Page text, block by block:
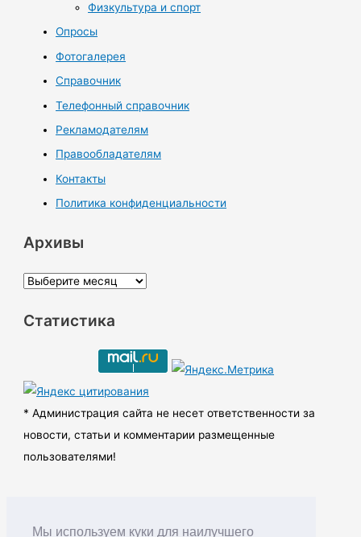
Мы используем куки для наилучшего
Физкультура и спорт
Опросы
Фотогалерея
Справочник
Телефонный справочник
Рекламодателям
Правообладателям
Контакты
Политика конфиденциальности
Архивы
А
х
ы
Статистика
* Администрация сайта не несет ответственности за
новости, статьи и комментарии размещенные
пользователями!